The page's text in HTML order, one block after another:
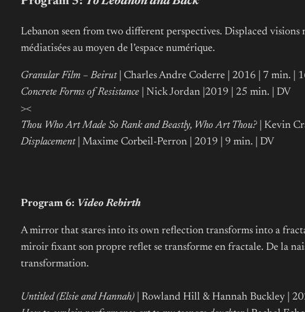
Lebanon seen from two different perspectives. Displaced
médiatisées au moyen de l’espace numérique.
Granular Film – Beirut| Charles Andre Coderre | 2016 | 7 min. |
Concrete Forms of Resistance
| Nick Jordan |2019 | 25 min. | DV
><
Thou Who Art Made So Rank and Beastly, Who Art Thou?
| Kevin
Displacement| Maxime Corbeil-Perron | 2019 | 9 min. | DV
Program 6: Video Rebirth
A mirror that stares into its own reflection transforms into a
miroir fixant son propre reflet se transforme en fractale. De la
transformation.
Untitled (Elsie and Hannah)| Rowland Hill & Hannah Buckley |